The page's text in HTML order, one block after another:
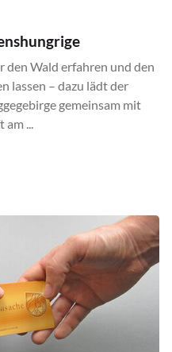
den Wald erfahren und den
lassen – dazu lädt der
gemeinsam mit
...